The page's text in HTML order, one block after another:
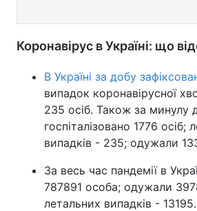
Коронавірус в Україні: що
В Україні за добу
випадок коронавірусної
235 осіб. Також за минулу
госпіталізовано 1776 осіб;
випадків - 235; одужали
За весь час пандемії в
787891 особа; одужали
летальних випадків - 13195.